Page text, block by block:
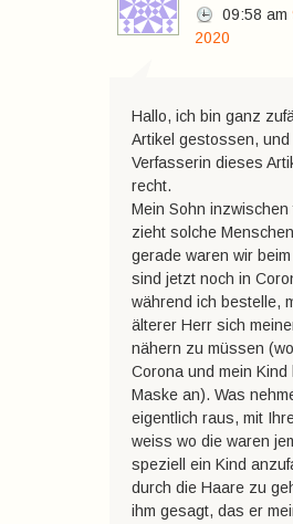
09:58 am
2020
Hallo, ich bin ganz
Artikel gestossen,
Verfasserin dieses
recht.
Mein Sohn
zieht solche
gerade waren wir
sind jetzt noch in
während ich bestelle,
älterer Herr sich
nähern zu müssen
Corona und mein Kind
Maske an). Was
eigentlich raus, mit
weiss wo die waren
speziell ein Kind
durch die Haare zu
ihm gesagt, das er